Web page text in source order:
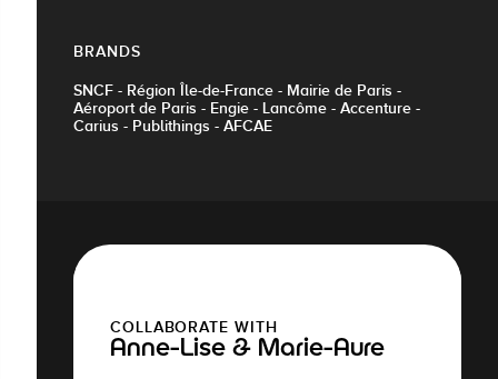
BRANDS
SNCF - Région Île-de-France - Mairie de Paris -
Aéroport de Paris - Engie - Lancôme - Accenture -
Carius - Publithings - AFCAE
COLLABORATE WITH
Anne-Lise & Marie-Aure